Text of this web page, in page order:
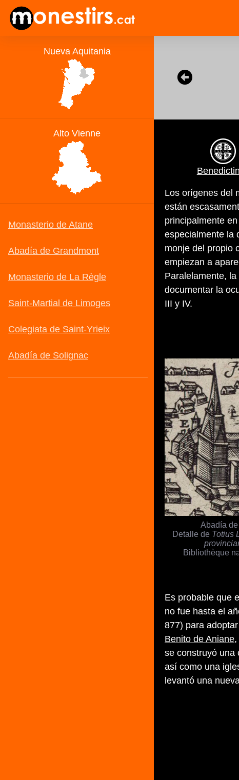
Los orígenes del
están
principalmente
especialmente la
monje del propio
empiezan a
Paralelamente,
documentar la
III y IV.
Abadía de
Detalle de Totius
Bibliothèque
Es probable que
no fue hasta el
877) para
Benito de Aniane
se construyó una
así como una
levantó una